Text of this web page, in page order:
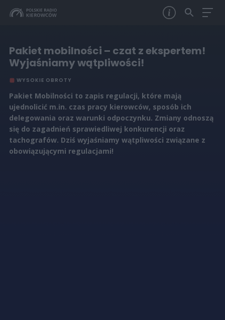
Pakiet mobilności – czat z ekspertem!
Wyjaśniamy wątpliwości!
WYSOKIE OBROTY
Pakiet Mobilności to zapis regulacji, które mają
ujednolicić m.in. czas pracy kierowców, sposób ich
delegowania oraz warunki odpoczynku. Zmiany odnoszą
się do zagadnień sprawiedliwej konkurencji oraz
tachografów. Dziś wyjaśniamy wątpliwości związane z
obowiązującymi regulacjami!